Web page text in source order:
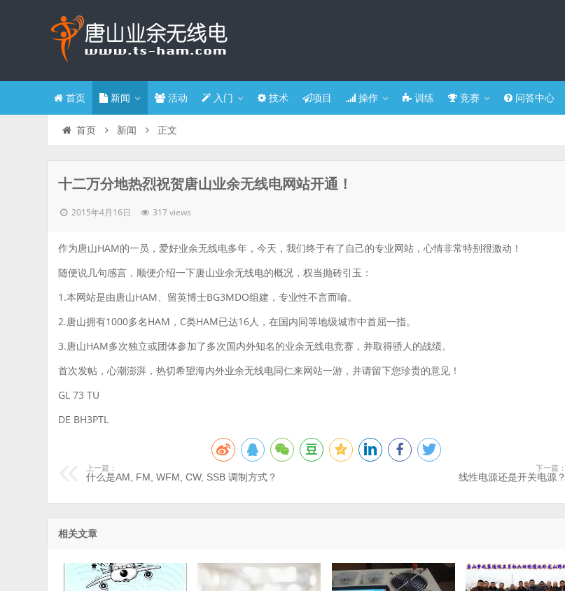
首页 新闻 活动 入门 技术 项目 操作 训练 竞赛 问答中心
首页 新闻 正文
十二万分地热烈祝贺唐山业余无线电网站开通！
2015年4月16日 317 views
作为唐山HAM的一员，爱好业余无线电多年，今天，我们终于有了自己的专业网站，心情非常特别很激动！
随便说几句感言，顺便介绍一下唐山业余无线电的概况，权当抛砖引玉：
1.本网站是由唐山HAM、留英博士BG3MDO组建，专业性不言而喻。
2.唐山拥有1000多名HAM，C类HAM已达16人，在国内同等地级城市中首屈一指。
3.唐山HAM多次独立或团体参加了多次国内外知名的业余无线电竞赛，并取得骄人的战绩。
首次发帖，心潮澎湃，热切希望海内外业余无线电同仁来网站一游，并请留下您珍贵的意见！
GL 73 TU
DE BH3PTL
上一篇：
什么是AM, FM, WFM, CW, SSB 调制方式？
下一篇：
线性电源还是开关电源？
相关文章